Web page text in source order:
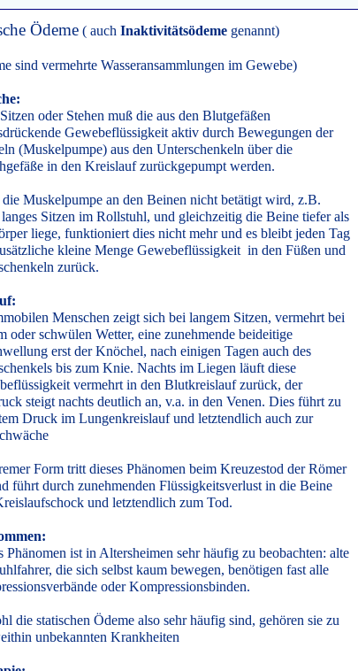
Ödeme ( auchInaktivitätsödeme genannt)
sind vermehrte Wasseransammlungen im Gewebe)
oder Stehen muß die aus den Blutgefäßen
Gewebeflüssigkeit aktiv durch Bewegungen der
(Muskelpumpe) aus den Unterschenkeln über die
in den Kreislauf zurückgepumpt werden.
die Muskelpumpe an den Beinen nicht betätigt wird, z.B.
Sitzen im Rollstuhl, und gleichzeitig die Beine tiefer als
liege, funktioniert dies nicht mehr und es bleibt jeden Tag
kleine Menge Gewebeflüssigkeit in den Füßen und
zurück.
Menschen zeigt sich bei langem Sitzen, vermehrt bei
oder schwülen Wetter, eine zunehmende beideitige
erst der Knöchel, nach einigen Tagen auch des
bis zum Knie. Nachts im Liegen läuft diese
vermehrt in den Blutkreislauf zurück, der
steigt nachts deutlich an, v.a. in den Venen. Dies führt zu
Druck im Lungenkreislauf und letztendlich auch zur
Form tritt dieses Phänomen beim Kreuzestod der Römer
führt durch zunehmenden Flüssigkeitsverlust in die Beine
und letztendlich zum Tod.
Phänomen ist in Altersheimen sehr häufig zu beobachten: alte
die sich selbst kaum bewegen, benötigen fast alle
oder Kompressionsbinden.
die statischen Ödeme also sehr häufig sind, gehören sie zu
unbekannten Krankheiten